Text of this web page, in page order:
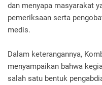
dan menyapa masyarakat
pemeriksaan serta
medis.
Dalam keterangannya,
menyampaikan bahwa
salah satu bentuk